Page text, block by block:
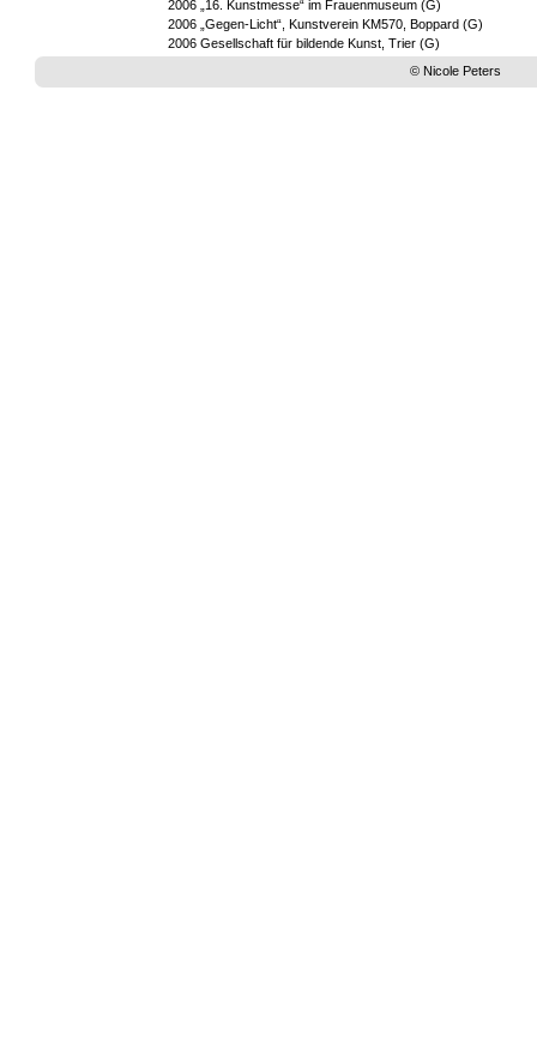
© Nicole Peters
2006 „16. Kunstmesse“ im Frauenmuseum (G)
2006 „Gegen-Licht“, Kunstverein KM570, Boppard (G)
2006 Gesellschaft für bildende Kunst, Trier (G)